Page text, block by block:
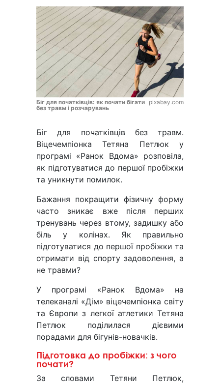
Біг для початківців: як почати бігати
без травм і розчарувань
pixabay.com
Біг для початківців без травм.
Віцечемпіонка Тетяна Петлюк у
програмі «Ранок Вдома» розповіла,
як підготуватися до першої пробіжки
та уникнути помилок.
Бажання покращити фізичну форму
часто зникає вже після перших
тренувань через втому, задишку або
біль у колінах. Як правильно
підготуватися до першої пробіжки та
отримати від спорту задоволення, а
не травми?
У програмі «Ранок Вдома» на
телеканалі «Дім» віцечемпіонка світу
та Європи з легкої атлетики Тетяна
Петлюк поділилася дієвими
порадами для бігунів-новачків.
Підготовка до пробіжки: з чого
почати?
За словами Тетяни Петлюк,